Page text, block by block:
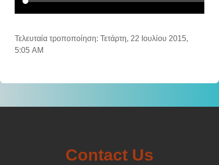
Τελευταία τροποποίηση: Τετάρτη, 22 Ιουλίου 2015,
5:05 AM
Contact Us